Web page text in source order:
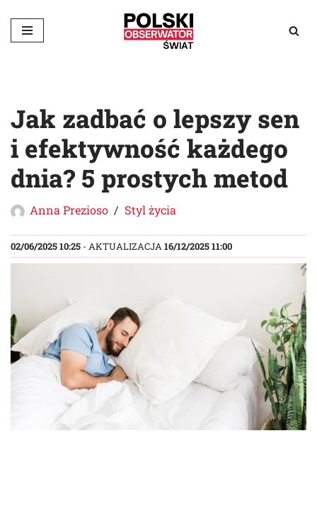
Przejdź
Jak zadbać o lepszy sen
i efektywność każdego
dnia? 5 prostych metod
Anna Prezioso Styl życia
02/06/2025 10:25 - AKTUALIZACJA16/12/2025 11:00